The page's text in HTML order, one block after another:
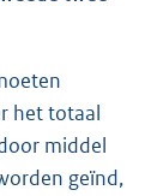
het totaal
middel
geïnd,